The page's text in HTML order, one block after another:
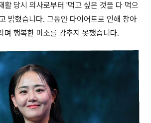
활 당시 의사로부터 '먹고 싶은 것을 다 먹으
밝혔습니다. 그동안 다이어트로 인해 참아
며 행복한 미소를 감추지 못했습니다.